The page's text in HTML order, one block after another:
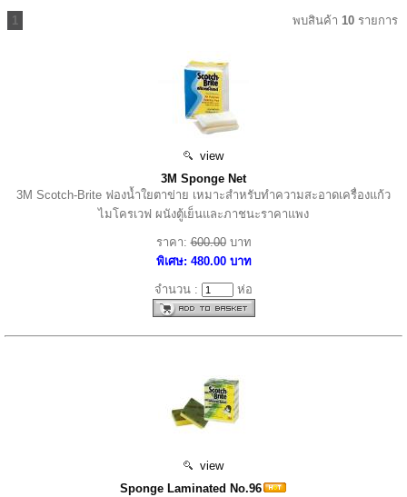
1 พบสินค้า 10 รายการ
view
3M Sponge Net
3M Scotch-Brite ฟองน้ำใยตาข่าย เหมาะสำหรับทำความสะอาดเครื่องแก้ว
ไมโครเวฟ ผนังตู้เย็นและภาชนะราคาแพง
ราคา:600.00บาท
พิเศษ: 480.00 บาท
จำนวน : ห่อ
view
Sponge Laminated No.96